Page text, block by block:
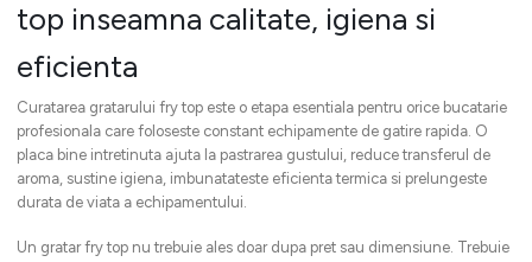
top inseamna calitate, igiena si
eficienta
Curatarea gratarului fry top este o etapa esentiala pentru orice bucatarie
profesionala care foloseste constant echipamente de gatire rapida. O
placa bine intretinuta ajuta la pastrarea gustului, reduce transferul de
aroma, sustine igiena, imbunatateste eficienta termica si prelungeste
durata de viata a echipamentului.
Un gratar fry top nu trebuie ales doar dupa pret sau dimensiune. Trebuie